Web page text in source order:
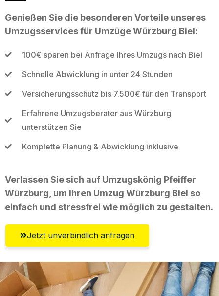
Genießen Sie die besonderen Vorteile unseres
Umzugsservices für Umzüge Würzburg Biel:
100€ sparen bei Anfrage Ihres Umzugs nach Biel
Schnelle Abwicklung in unter 24 Stunden
Versicherungsschutz bis 7.500€ für den Transport
Erfahrene Umzugsberater aus Würzburg
unterstützen Sie
Komplette Planung & Abwicklung inklusive
Verlassen Sie sich auf Umzugskönig Pfeiffer
Würzburg, um Ihren Umzug Würzburg Biel so
einfach und stressfrei wie möglich zu gestalten.
Jetzt unverbindlich anfragen